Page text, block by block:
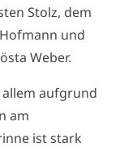
Stolz, dem
und
Weber.
aufgrund
am
ist stark